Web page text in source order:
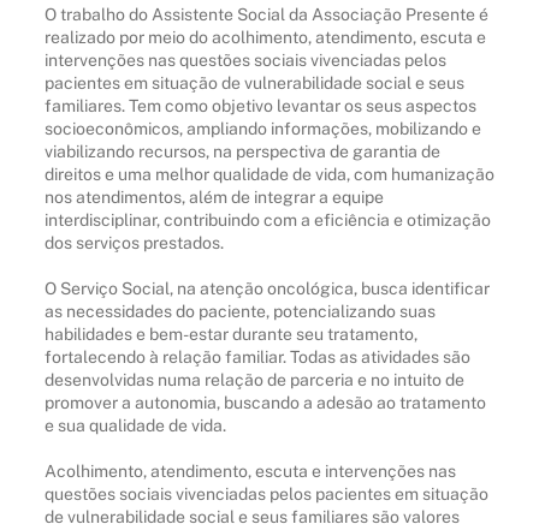
O trabalho do Assistente Social da Associação Presente é
realizado por meio do acolhimento, atendimento, escuta e
intervenções nas questões sociais vivenciadas pelos
pacientes em situação de vulnerabilidade social e seus
familiares. Tem como objetivo levantar os seus aspectos
socioeconômicos, ampliando informações, mobilizando e
viabilizando recursos, na perspectiva de garantia de
direitos e uma melhor qualidade de vida, com humanização
nos atendimentos, além de integrar a equipe
interdisciplinar, contribuindo com a eficiência e otimização
dos serviços prestados.
O Serviço Social, na atenção oncológica, busca identificar
as necessidades do paciente, potencializando suas
habilidades e bem-estar durante seu tratamento,
fortalecendo à relação familiar. Todas as atividades são
desenvolvidas numa relação de parceria e no intuito de
promover a autonomia, buscando a adesão ao tratamento
e sua qualidade de vida.
Acolhimento, atendimento, escuta e intervenções nas
questões sociais vivenciadas pelos pacientes em situação
de vulnerabilidade social e seus familiares são valores